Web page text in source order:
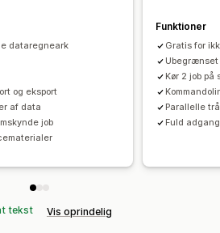
Understøttelse af store filer
Kollektioner
Rabatter
dataregneark
og eksport
af data
job
Funktioner
Gratis for
Kør 2 job på
Parallelle
Fuld
tekst Vis oprindelig